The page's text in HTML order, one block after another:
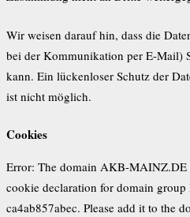
Wir weisen darauf hin, dass die
bei der Kommunikation per E-Mail)
kann. Ein lückenloser Schutz der
ist nicht möglich.
Cookies
Error: The domain AKB-MAINZ.DE
cookie declaration for domain
ca4ab857abec. Please add it to the